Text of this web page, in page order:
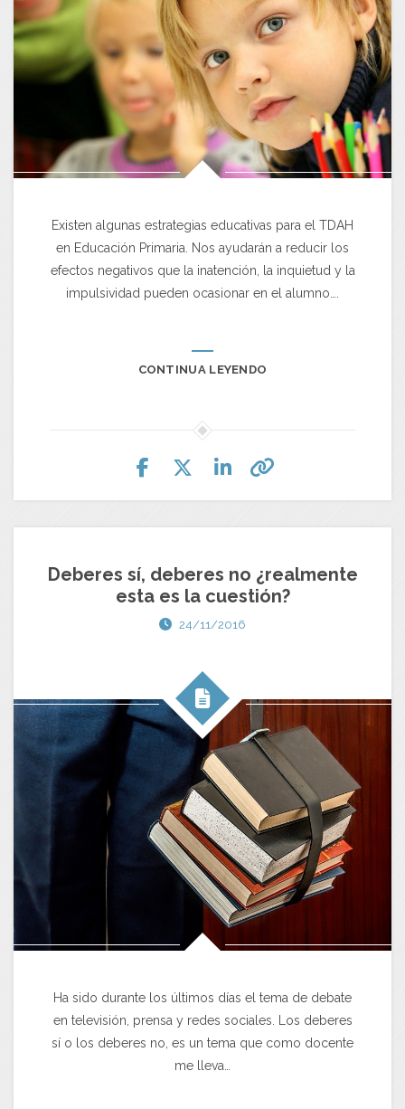
Existen algunas estrategias educativas para el TDAH
en Educación Primaria. Nos ayudarán a reducir los
efectos negativos que la inatención, la inquietud y la
impulsividad pueden ocasionar en el alumno….
CONTINUA LEYENDO
Deberes sí, deberes no ¿realmente
esta es la cuestión?
24/11/2016
Ha sido durante los últimos días el tema de debate
en televisión, prensa y redes sociales. Los deberes
sí o los deberes no, es un tema que como docente
me lleva…